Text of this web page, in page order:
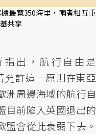
最寬350海里，兩者相互重
共享
出，航行自由是
允許這一原則在東亞
洲周邊海域的航行自
目前陷入英國退出的
會從此衰弱下去。